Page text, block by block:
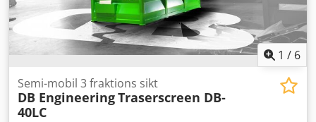
1 / 6
Semi-mobil 3 fraktions sikt
DB EngineeringTraserscreen DB-
40LC